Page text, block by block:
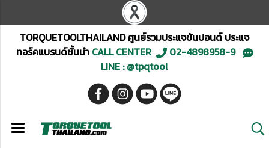
TORQUETOOLTHAILAND ศูนย์รวมประแจขันปอนด์ ประแจ
ทอร์คแบรนด์ชั้นนำCALL CENTER
02-4898958-9
LINE : @tpqtool